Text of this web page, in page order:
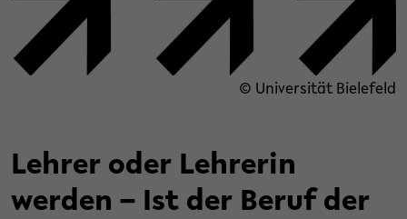
© Universität Bielefeld
Lehrer oder Lehrerin
werden – Ist der Beruf der